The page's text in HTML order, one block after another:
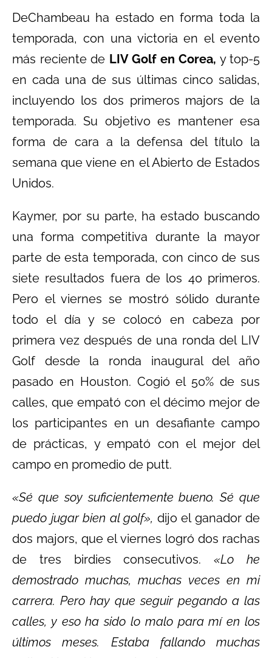
DeChambeau ha estado en forma toda la
temporada, con una victoria en el evento
más reciente de LIV Golf en Corea, y top-5
en cada una de sus últimas cinco salidas,
incluyendo los dos primeros majors de la
temporada. Su objetivo es mantener esa
forma de cara a la defensa del título la
semana que viene en el Abierto de Estados
Unidos.
Kaymer, por su parte, ha estado buscando
una forma competitiva durante la mayor
parte de esta temporada, con cinco de sus
siete resultados fuera de los 40 primeros.
Pero el viernes se mostró sólido durante
todo el día y se colocó en cabeza por
primera vez después de una ronda del LIV
Golf desde la ronda inaugural del año
pasado en Houston. Cogió el 50% de sus
calles, que empató con el décimo mejor de
los participantes en un desafiante campo
de prácticas, y empató con el mejor del
campo en promedio de putt.
«Sé que soy suficientemente bueno. Sé que
puedo jugar bien al golf», dijo el ganador de
dos majors, que el viernes logró dos rachas
de tres birdies consecutivos.«Lo he
demostrado muchas, muchas veces en mi
carrera. Pero hay que seguir pegando a las
calles, y eso ha sido lo malo para mí en los
últimos meses. Estaba fallando muchas